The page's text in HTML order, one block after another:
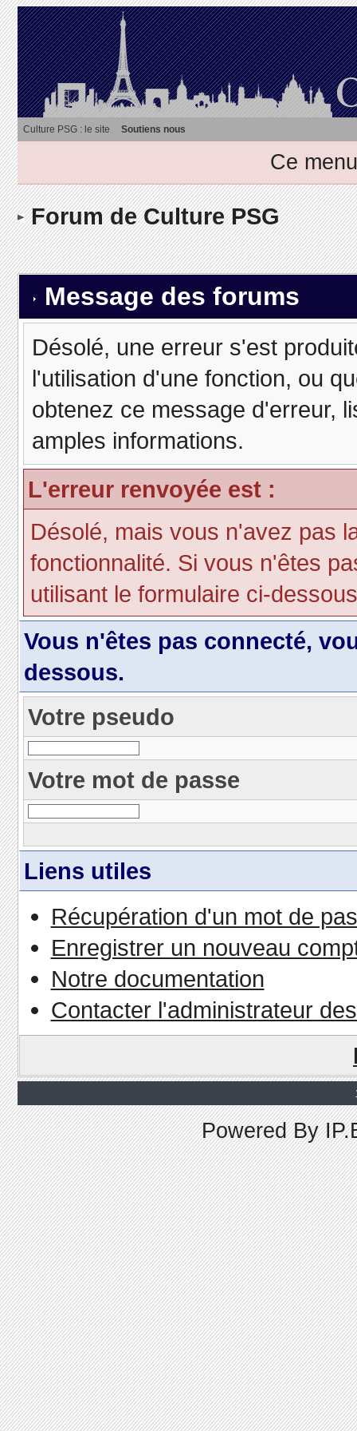
Culture PSG : le site Soutiens nous
Ce
Forum de Culture PSG
Message des forums
Désolé, une erreur s'est
l'utilisation d'une fonction, ou
obtenez ce message d'erreur,
amples informations.
L'erreur renvoyée est :
Désolé, mais vous n'avez pas
fonctionnalité. Si vous n'êtes
utilisant le formulaire ci-
Vous n'êtes pas connecté,
dessous.
Votre pseudo
Votre mot de passe
Liens utiles
Récupération d'un mot de
Enregistrer un nouveau
Notre documentation
Contacter l'administrateur
Powered By